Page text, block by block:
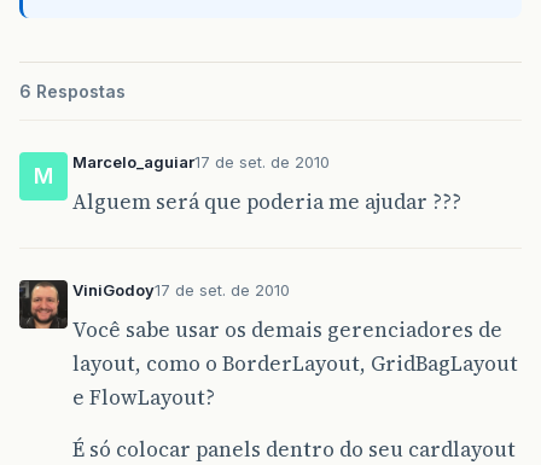
6 Respostas
M
Marcelo_aguiar17 de set. de 2010
Alguem será que poderia me ajudar ???
ViniGodoy17 de set. de 2010
Você sabe usar os demais gerenciadores de
layout, como o BorderLayout, GridBagLayout
e FlowLayout?
É só colocar panels dentro do seu cardlayout